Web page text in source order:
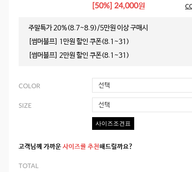
[50%] 24,000원
주말특가 20%(8.7~8.9)/5만원 이상 구매시
[썸머블프] 1만원 할인 쿠폰(8.1~31)
[썸머블프] 2만원 할인 쿠폰(8.1~31)
COLOR 선택
SIZE 선택
사이즈조견표
고객님께 가까운 사이즈를 추천해드릴까요?
TOTAL